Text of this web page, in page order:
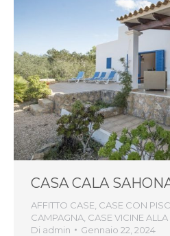
CASA CALA
AFFITTO CASE CASE CON
CAMPAGNA CASE VICINE
Di admin Gennaio 22, 2024